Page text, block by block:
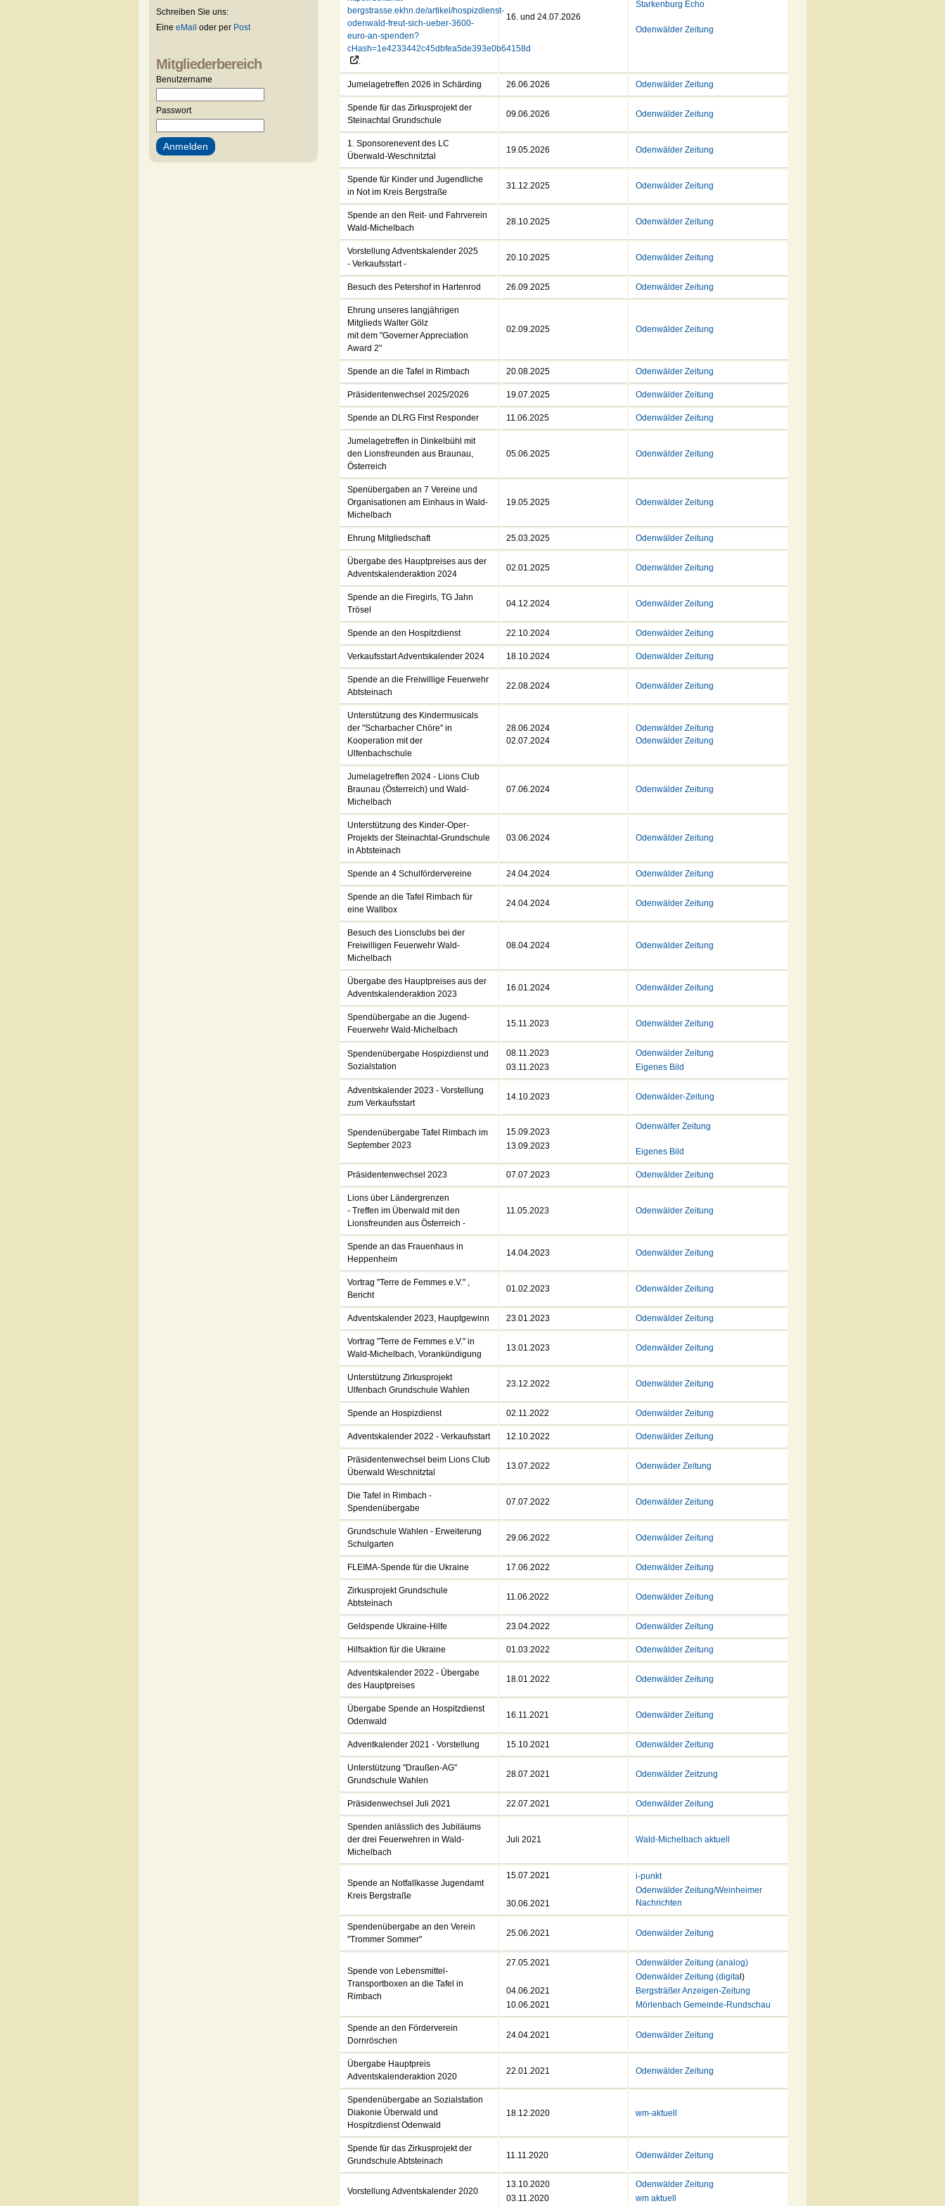
Schreiben Sie uns:
Eine eMail oder per Post
Mitgliederbereich
Benutzername
Passwort
bergstrasse.ekhn.de/artikel/hospizdienst-
odenwald-freut-sich-ueber-3600-
euro-an-spenden?
cHash=1e4233442c45dbfea5de393e0b64158d
.
16. und 24.07.2026
Starkenburg Echo
Odenwälder Zeitung
Jumelagetreffen 2026 in Schärding 26.06.2026 Odenwälder Zeitung
Spende für das Zirkusprojekt der
Steinachtal Grundschule
09.06.2026 Odenwälder Zeitung
1. Sponsorenevent des LC
Überwald-Weschnitztal
19.05.2026 Odenwälder Zeitung
Spende für Kinder und Jugendliche
in Not im Kreis Bergstraße
31.12.2025 Odenwälder Zeitung
Spende an den Reit- und Fahrverein
Wald-Michelbach
28.10.2025 Odenwälder Zeitung
Vorstellung Adventskalender 2025
- Verkaufsstart -
20.10.2025 Odenwälder Zeitung
Besuch des Petershof in Hartenrod 26.09.2025 Odenwälder Zeitung
Ehrung unseres langjährigen
Mitglieds Walter Gölz
mit dem "Governer Appreciation
Award 2"
02.09.2025 Odenwälder Zeitung
Spende an die Tafel in Rimbach 20.08.2025 Odenwälder Zeitung
Präsidentenwechsel 2025/2026 19.07.2025 Odenwälder Zeitung
Spende an DLRG First Responder 11.06.2025 Odenwälder Zeitung
Jumelagetreffen in Dinkelbühl mit
den Lionsfreunden aus Braunau,
Österreich
05.06.2025 Odenwälder Zeitung
Spenübergaben an 7 Vereine und
Organisationen am Einhaus in Wald-
Michelbach
19.05.2025 Odenwälder Zeitung
Ehrung Mitgliedschaft 25.03.2025 Odenwälder Zeitung
Übergabe des Hauptpreises aus der
Adventskalenderaktion 2024
02.01.2025 Odenwälder Zeitung
Spende an die Firegirls, TG Jahn
Trösel
04.12.2024 Odenwälder Zeitung
Spende an den Hospitzdienst 22.10.2024 Odenwälder Zeitung
Verkaufsstart Adventskalender 2024 18.10.2024 Odenwälder Zeitung
Spende an die Freiwillige Feuerwehr
Abtsteinach
22.08.2024 Odenwälder Zeitung
Unterstützung des Kindermusicals
der "Scharbacher Chöre" in
Kooperation mit der
Ulfenbachschule
28.06.2024
02.07.2024
Odenwälder Zeitung
Odenwälder Zeitung
Jumelagetreffen 2024 - Lions Club
Braunau (Österreich) und Wald-
Michelbach
07.06.2024 Odenwälder Zeitung
Unterstützung des Kinder-Oper-
Projekts der Steinachtal-Grundschule
in Abtsteinach
03.06.2024 Odenwälder Zeitung
Spende an 4 Schulfördervereine 24.04.2024 Odenwälder Zeitung
Spende an die Tafel Rimbach für
eine Wallbox
24.04.2024 Odenwälder Zeitung
Besuch des Lionsclubs bei der
Freiwilligen Feuerwehr Wald-
Michelbach
08.04.2024 Odenwälder Zeitung
Übergabe des Hauptpreises aus der
Adventskalenderaktion 2023
16.01.2024 Odenwälder Zeitung
Spendübergabe an die Jugend-
Feuerwehr Wald-Michelbach
15.11.2023 Odenwälder Zeitung
Spendenübergabe Hospizdienst und
Sozialstation
08.11.2023
03.11.2023
Odenwälder Zeitung
Eigenes Bild
Adventskalender 2023 - Vorstellung
zum Verkaufsstart
14.10.2023 Odenwälder-Zeitung
Spendenübergabe Tafel Rimbach im
September 2023
15.09.2023
13.09.2023
Odenwälfer Zeitung
Eigenes Bild
Präsidentenwechsel 2023 07.07.2023 Odenwälder Zeitung
Lions über Ländergrenzen
- Treffen im Überwald mit den
Lionsfreunden aus Österreich -
11.05.2023 Odenwälder Zeitung
Spende an das Frauenhaus in
Heppenheim
14.04.2023 Odenwälder Zeitung
Vortrag "Terre de Femmes e.V." ,
Bericht
01.02.2023 Odenwälder Zeitung
Adventskalender 2023, Hauptgewinn 23.01.2023 Odenwälder Zeitung
Vortrag "Terre de Femmes e.V." in
Wald-Michelbach, Vorankündigung
13.01.2023 Odenwälder Zeitung
Unterstützung Zirkusprojekt
Ulfenbach Grundschule Wahlen
23.12.2022 Odenwälder Zeitung
Spende an Hospizdienst 02.11.2022 Odenwälder Zeitung
Adventskalender 2022 - Verkaufsstart 12.10.2022 Odenwälder Zeitung
Präsidentenwechsel beim Lions Club
Überwald Weschnitztal
13.07.2022 Odenwäder Zeitung
Die Tafel in Rimbach -
Spendenübergabe
07.07.2022 Odenwälder Zeitung
Grundschule Wahlen - Erweiterung
Schulgarten
29.06.2022 Odenwälder Zeitung
FLEIMA-Spende für die Ukraine 17.06.2022 Odenwälder Zeitung
Zirkusprojekt Grundschule
Abtsteinach
11.06.2022 Odenwälder Zeitung
Geldspende Ukraine-Hilfe 23.04.2022 Odenwälder Zeitung
Hilfsaktion für die Ukraine 01.03.2022 Odenwälder Zeitung
Adventskalender 2022 - Übergabe
des Hauptpreises
18.01.2022 Odenwälder Zeitung
Übergabe Spende an Hospitzdienst
Odenwald
16.11.2021 Odenwälder Zeitung
Adventkalender 2021 - Vorstellung 15.10.2021 Odenwälder Zeitung
Unterstützung "Draußen-AG"
Grundschule Wahlen
28.07.2021 Odenwälder Zeitzung
Präsidenwechsel Juli 2021 22.07.2021 Odenwälder Zeitung
Spenden anlässlich des Jubiläums
der drei Feuerwehren in Wald-
Michelbach
Juli 2021 Wald-Michelbach aktuell
Spende an Notfallkasse Jugendamt
Kreis Bergstraße
15.07.2021
30.06.2021
i-punkt
Odenwälder Zeitung/Weinheimer
Nachrichten
Spendenübergabe an den Verein
"Trommer Sommer"
25.06.2021 Odenwälder Zeitung
Spende von Lebensmittel-
Transportboxen an die Tafel in
Rimbach
27.05.2021
04.06.2021
10.06.2021
Odenwälder Zeitung (analog)
Odenwälder Zeitung (digita l)
Bergsträßer Anzeigen-Zeitung
Mörlenbach Gemeinde-Rundschau
Spende an den Förderverein
Dornröschen
24.04.2021 Odenwälder Zeitung
Übergabe Hauptpreis
Adventskalenderaktion 2020
22.01.2021 Odenwälder Zeitung
Spendenübergabe an Sozialstation
Diakonie Überwald und
Hospitzdienst Odenwald
18.12.2020 wm-aktuell
Spende für das Zirkusprojekt der
Grundschule Abtsteinach
11.11.2020 Odenwälder Zeitung
Vorstellung Adventskalender 2020
13.10.2020
03.11.2020
Odenwälder Zeitung
wm aktuell